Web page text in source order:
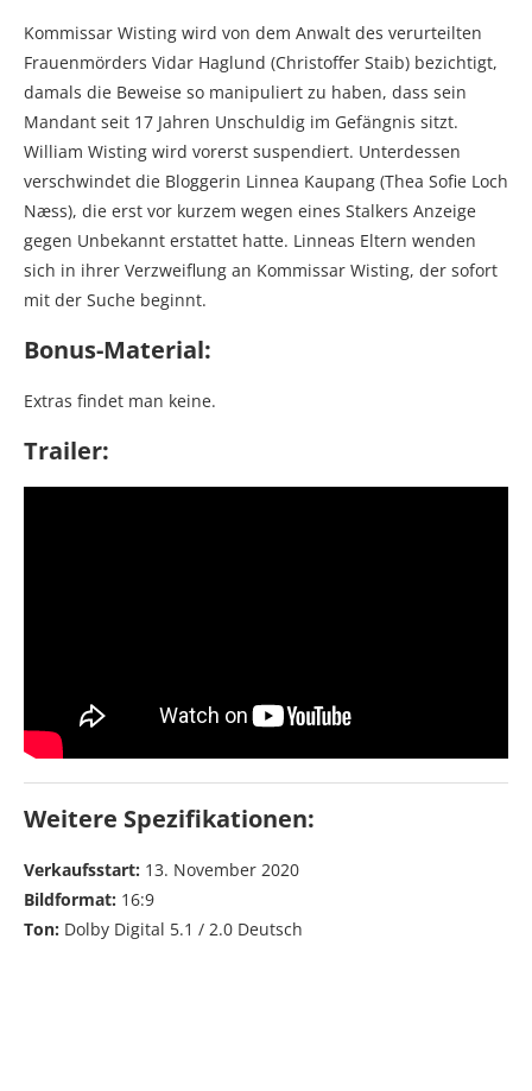
Kommissar Wisting wird von dem Anwalt des verurteilten
Frauenmörders Vidar Haglund (Christoffer Staib) bezichtigt,
damals die Beweise so manipuliert zu haben, dass sein
Mandant seit 17 Jahren Unschuldig im Gefängnis sitzt.
William Wisting wird vorerst suspendiert. Unterdessen
verschwindet die Bloggerin Linnea Kaupang (Thea Sofie Loch
Næss), die erst vor kurzem wegen eines Stalkers Anzeige
gegen Unbekannt erstattet hatte. Linneas Eltern wenden
sich in ihrer Verzweiflung an Kommissar Wisting, der sofort
mit der Suche beginnt.
Bonus-Material:
Extras findet man keine.
Trailer:
Weitere Spezifikationen:
Verkaufsstart: 13. November 2020
Bildformat: 16:9
Ton: Dolby Digital 5.1 / 2.0 Deutsch